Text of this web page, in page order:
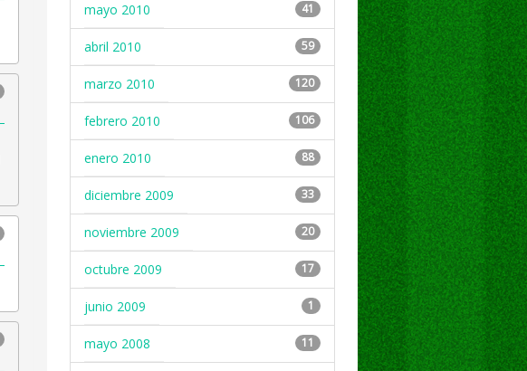
mayo 2010 41
abril 2010 59
marzo 2010 120
febrero 2010 106
enero 2010 88
diciembre 2009 33
noviembre 2009 20
octubre 2009 17
junio 2009 1
mayo 2008 11